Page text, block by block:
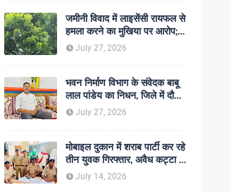
जमीनी विवाद में लाइसेंसी रायफल से
हमला करने का मुखिया पर आरोप;
मामले की जांच में जुटी पुलिस
July 27, 2026
भवन निर्माण विभाग के संवेदक बाबू
लाल पांडेय का निधन, जिले में दौड़ी
शोक की लहर
July 27, 2026
मोबाइल दुकान में शराब पार्टी कर रहे
तीन युवक गिरफ्तार, अवैध कट्टा व
कारतूस बरामद
July 14, 2026